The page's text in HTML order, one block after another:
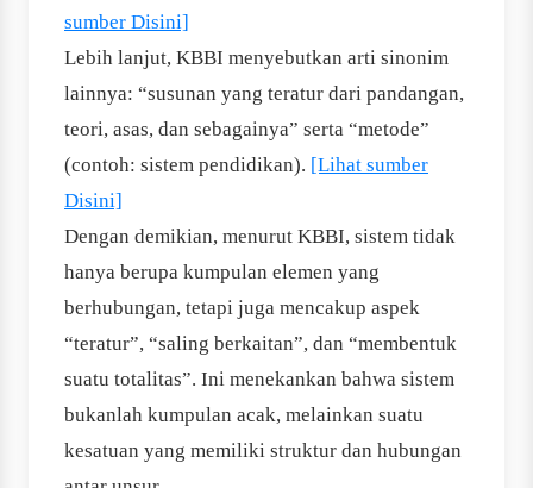
sumber Disini]
Lebih lanjut, KBBI menyebutkan arti sinonim
lainnya: “susunan yang teratur dari pandangan,
teori, asas, dan sebagainya” serta “metode”
(contoh: sistem pendidikan). [Lihat sumber
Disini]
Dengan demikian, menurut KBBI, sistem tidak
hanya berupa kumpulan elemen yang
berhubungan, tetapi juga mencakup aspek
“teratur”, “saling berkaitan”, dan “membentuk
suatu totalitas”. Ini menekankan bahwa sistem
bukanlah kumpulan acak, melainkan suatu
kesatuan yang memiliki struktur dan hubungan